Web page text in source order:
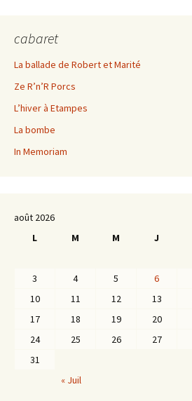
cabaret
La ballade de Robert et Marité
Ze R’n’R Porcs
L’hiver à Etampes
La bombe
In Memoriam
août 2026
L
M M J
3
4 5 6
10
11 12 13
17
18 19 20
24
25 26 27
31
« Juil